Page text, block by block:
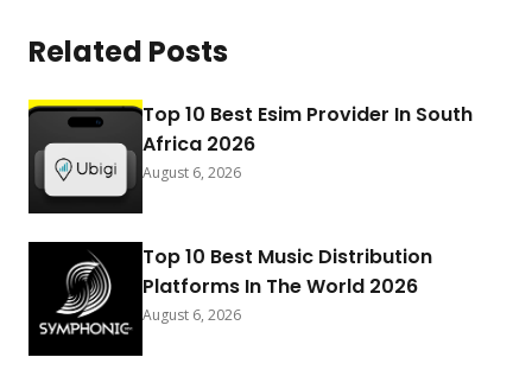
Related Posts
Top 10 Best Esim Provider In South
Africa 2026
August 6, 2026
Top 10 Best Music Distribution
Platforms In The World 2026
August 6, 2026